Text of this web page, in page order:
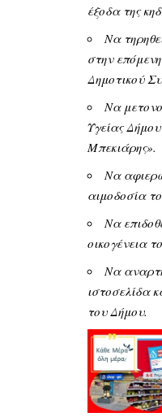
έξοδα της
Να
στην
Δημοτικού
Να
Υγείας
Μπεκιάρης».
Να
αιμοδοσία
Να
οικογένεια
Να
ιστοσελίδα
του Δήμου.